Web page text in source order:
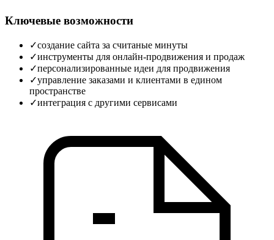
Ключевые возможности
✓создание сайта за считаные минуты
✓инструменты для онлайн‑продвижения и продаж
✓персонализированные идеи для продвижения
✓управление заказами и клиентами в едином
пространстве
✓интеграция с другими сервисами